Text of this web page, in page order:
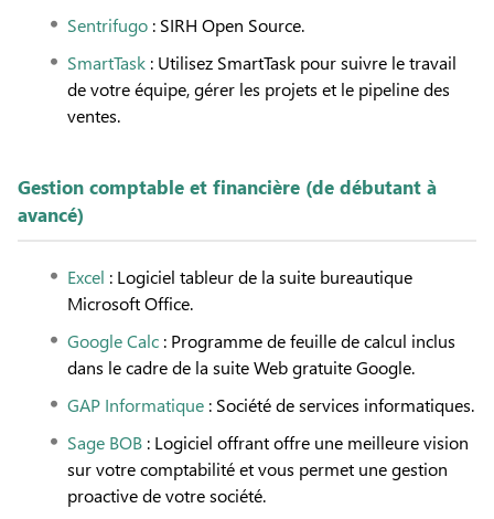
Sentrifugo : SIRH Open Source.
SmartTask : Utilisez SmartTask pour suivre le travail
de votre équipe, gérer les projets et le pipeline des
ventes.
Gestion comptable et financière (de débutant à
avancé)
Excel : Logiciel tableur de la suite bureautique
Microsoft Office.
Google Calc : Programme de feuille de calcul inclus
dans le cadre de la suite Web gratuite Google.
GAP Informatique : Société de services informatiques.
Sage BOB : Logiciel offrant offre une meilleure vision
sur votre comptabilité et vous permet une gestion
proactive de votre société.